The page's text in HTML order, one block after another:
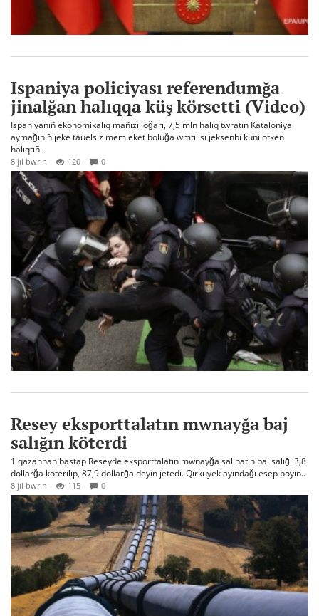
Ispaniya policiyası referendumğa
jinalğan halıqqa küş körsetti (Video)
Ispaniyanıñ ekonomikalıq mañızı joğarı, 7,5 mln halıq twratın Kataloniya
aymağınıñ jeke täuelsiz memleket boluğa wmtılısı jeksenbi küni ötken
halıqtıñ..
8 jıl bwrın 120 0
Resey eksporttalatın mwnayğa baj
salığın köterdi
1 qazannan bastap Reseyde eksporttalatın mwnayğa salınatın baj salığı 3,8
dollarğa köterilip, 87,9 dollarğa deyin jetedi. Qırküyek ayındağı esep boyın..
8 jıl bwrın 115 0